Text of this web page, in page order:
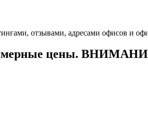
отзывами, адресами офисов и
цены.